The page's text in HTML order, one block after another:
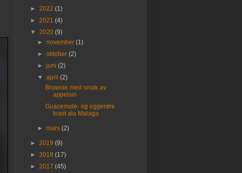
► 2022 (1)
► 2021 (4)
▼ 2020 (9)
►november(1)
►oktober(2)
►juni(2)
▼april(2)
Brownie med smak av
appelsin
Guacemole- og eggerøre
toast ala Malaga
►mars(2)
► 2019 (9)
► 2018 (17)
► 2017 (45)